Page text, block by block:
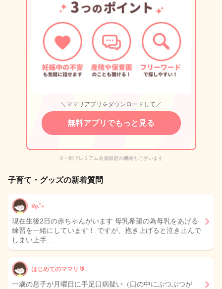
＼ママリアプリをダウンロードして／
無料アプリでもっと見る
※一部プレミアム会員限定の機能もございます
子育て・グッズの新着質問
𝜗𝜚.˚⋆
現在生後2日の赤ちゃんがいます 母乳希望の為母乳をあげる
練習を一緒にしています！ ですが、抱き上げると泣き止んで
しまい上手…
はじめてのママリ🔰
一歳の息子が月曜日に手足口病疑い（口の中にぶつぶつが